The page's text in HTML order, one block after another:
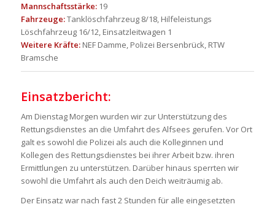
Mannschaftsstärke:19
Fahrzeuge:Tanklöschfahrzeug 8/18, Hilfeleistungs
Löschfahrzeug 16/12, Einsatzleitwagen 1
Weitere Kräfte:NEF Damme, Polizei Bersenbrück, RTW
Bramsche
Einsatzbericht:
Am Dienstag Morgen wurden wir zur Unterstützung des
Rettungsdienstes an die Umfahrt des Alfsees gerufen. Vor Ort
galt es sowohl die Polizei als auch die Kolleginnen und
Kollegen des Rettungsdienstes bei ihrer Arbeit bzw. ihren
Ermittlungen zu unterstützen. Darüber hinaus sperrten wir
sowohl die Umfahrt als auch den Deich weiträumig ab.
Der Einsatz war nach fast 2 Stunden für alle eingesetzten